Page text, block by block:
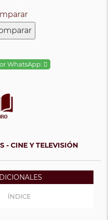
WhatsApp:
- CINE Y TELEVISIÓN
ÍNDICE